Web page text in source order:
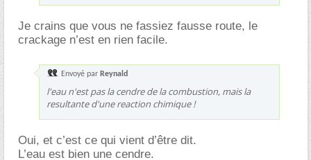
Je crains que vous ne fassiez fausse route, le
crackage n’est en rien facile.
Envoyé par Reynald
l'eau n'est pas la cendre de la combustion, mais la
resultante d'une reaction chimique !
Oui, et c’est ce qui vient d’être dit.
L’eau est bien une cendre.